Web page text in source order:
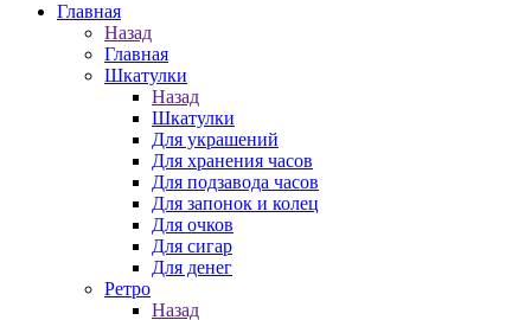
Главная
Назад
Главная
Шкатулки
Назад
Шкатулки
Для украшений
Для хранения часов
Для подзавода часов
Для запонок и колец
Для очков
Для сигар
Для денег
Ретро
Назад